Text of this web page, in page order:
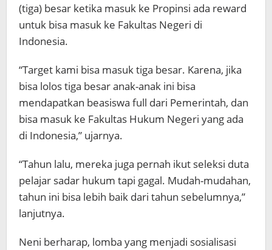
(tiga) besar ketika masuk ke Propinsi ada reward
untuk bisa masuk ke Fakultas Negeri di
Indonesia.
“Target kami bisa masuk tiga besar. Karena, jika
bisa lolos tiga besar anak-anak ini bisa
mendapatkan beasiswa full dari Pemerintah, dan
bisa masuk ke Fakultas Hukum Negeri yang ada
di Indonesia,” ujarnya.
“Tahun lalu, mereka juga pernah ikut seleksi duta
pelajar sadar hukum tapi gagal. Mudah-mudahan,
tahun ini bisa lebih baik dari tahun sebelumnya,”
lanjutnya.
Neni berharap, lomba yang menjadi sosialisasi